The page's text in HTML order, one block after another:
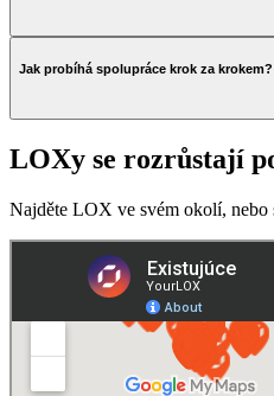
Jak probíhá spolupráce krok za krokem?
LOXy se rozrůstají
Najděte LOX ve svém okolí, nebo